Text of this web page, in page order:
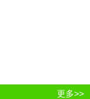
更多>>